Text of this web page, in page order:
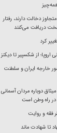
دخالت دارند، رفتار
دریافت می‌کنند
کرد
اروپا؛ از شکسپیر تا دیکنز
خارجه ایران و سلطنت
دوباره مردان آسمانی
در راه وطن است
فقه و روایت
تا شهادت ماند